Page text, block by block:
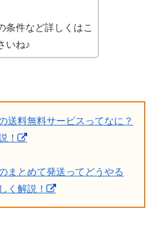
条件など詳しくはこ
いね♪
送料無料サービスってなに？
！
まとめて発送ってどうやる
く解説！